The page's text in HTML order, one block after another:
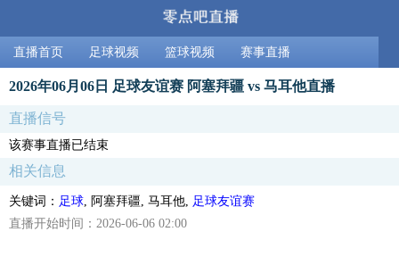
直播首页 足球视频 篮球视频 赛事直播
2026年06月06日 足球友谊赛 阿塞拜疆 vs 马耳他直播
直播信号
该赛事直播已结束
相关信息
关键词： 足球 , 阿塞拜疆, 马耳他,
足球友谊赛
直播开始时间：2026-06-06 02:00